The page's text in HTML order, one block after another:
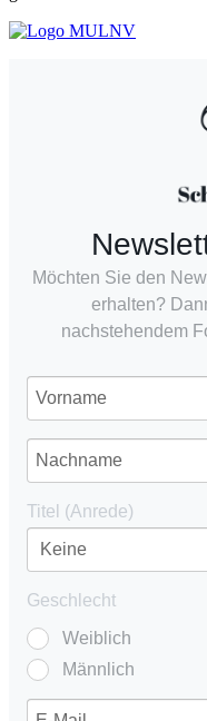
Möchten Sie den
erhalten?
nachstehendem
Titel (Anrede)
Geschlecht
Weiblich
Männlich